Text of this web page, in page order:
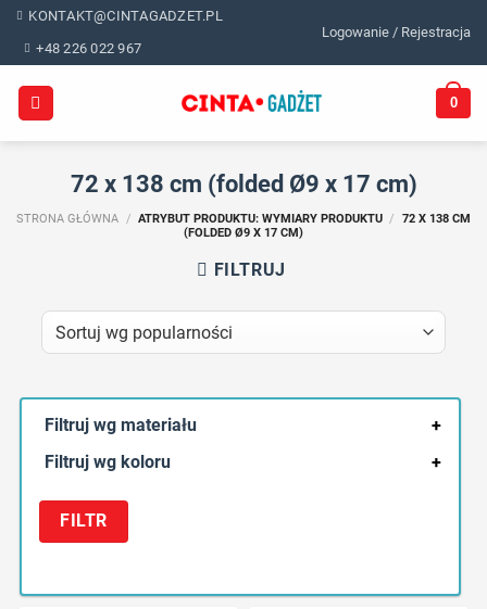
Skip
content
KONTAKT@CINTAGADZET.PL
+48 226 022 967
Logowanie / Rejestracja
0
72 x 138 cm (folded Ø9 x 17 cm)
STRONA GŁÓWNA / ATRYBUT PRODUKTU: WYMIARY PRODUKTU /
72 X 138 CM
(FOLDED Ø9 X 17 CM)
FILTRUJ
Filtruj wg materiału
+
Filtruj wg koloru
+
FILTR